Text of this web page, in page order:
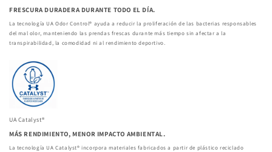
FRESCURA DURADERA DURANTE TODO EL DÍA.
La tecnología UA Odor Control® ayuda a reducir la proliferación de las bacterias responsables
del mal olor, manteniendo las prendas frescas durante más tiempo sin afectar a la
transpirabilidad, la comodidad ni al rendimiento deportivo.
UA Catalyst®
MÁS RENDIMIENTO, MENOR IMPACTO AMBIENTAL.
La tecnología UA Catalyst® incorpora materiales fabricados a partir de plástico reciclado